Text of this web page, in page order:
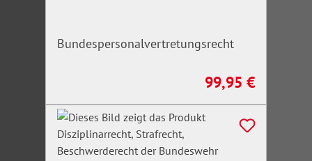
Bundespersonalvertretungsrecht
Regulärer Preis:
99,95 €